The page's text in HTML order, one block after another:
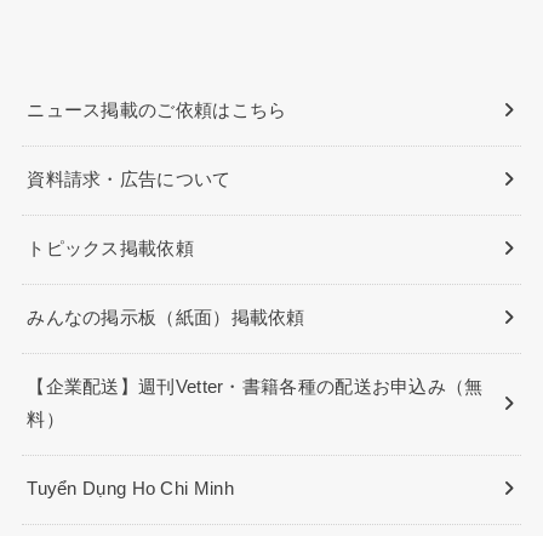
ニュース掲載のご依頼はこちら
資料請求・広告について
トピックス掲載依頼
みんなの掲示板（紙面）掲載依頼
【企業配送】週刊Vetter・書籍各種の配送お申込み（無
料）
Tuyển Dụng Ho Chi Minh